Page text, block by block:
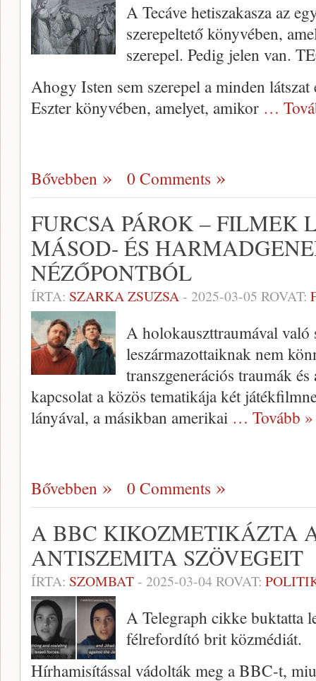
A Tecáve hetiszakasza az
szerepeltető könyvében,
szerepel. Pedig jelen van.
Ahogy Isten sem szerepel a minden
Eszter könyvében, amelyet, amikor …
Bővebben 0 Comments
FURCSA PÁROK – FILMEK
MÁSOD- ÉS
NÉZŐPONTBÓL
ÍRTA: SZARKA ZSUZSA- 2025-03-05 ROVAT:
A holokauszttraumával való
leszármazottaiknak nem
transzgenerációs traumák
kapcsolat a közös tematikája két
lányával, a másikban amerikai … Tovább »
Bővebben 0 Comments
A BBC KIKOZMETIKÁZTA
ANTISZEMITA SZÖVEGEIT
ÍRTA: SZOMBAT- 2025-03-04ROVAT:
A Telegraph cikke buktatta
félrefordító brit közmédiát.
Hírhamisítással vádolták meg a BBC-t,